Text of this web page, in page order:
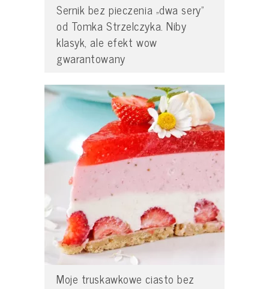
Sernik bez pieczenia „dwa sery”
od Tomka Strzelczyka. Niby
klasyk, ale efekt wow
gwarantowany
Moje truskawkowe ciasto bez